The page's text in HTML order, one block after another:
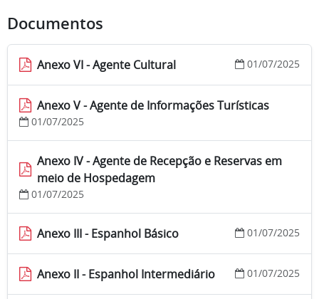
Documentos
Anexo VI - Agente Cultural 01/07/2025
Anexo V - Agente de Informações Turísticas
01/07/2025
Anexo IV - Agente de Recepção e Reservas em
meio de Hospedagem
01/07/2025
Anexo III - Espanhol Básico 01/07/2025
Anexo II - Espanhol Intermediário 01/07/2025